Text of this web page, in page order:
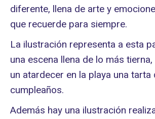
diferente, llena de arte y
que recuerde para siempre.
La ilustración representa a esta
una escena llena de lo más
un atardecer en la playa una tarta
cumpleaños.
Además hay una ilustración